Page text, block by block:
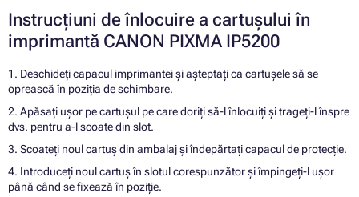
Instrucțiuni de înlocuire a cartușului în
imprimantă CANON PIXMA IP5200
1. Deschideți capacul imprimantei și așteptați ca cartușele să se
oprească în poziția de schimbare.
2. Apăsați ușor pe cartușul pe care doriți să-l înlocuiți și trageți-l înspre
dvs. pentru a-l scoate din slot.
3. Scoateți noul cartuș din ambalaj și îndepărtați capacul de protecție.
4. Introduceți noul cartuș în slotul corespunzător și împingeți-l ușor
până când se fixează în poziție.